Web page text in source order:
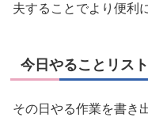
夫することでより便利
今日やることリス
その日やる作業を書き